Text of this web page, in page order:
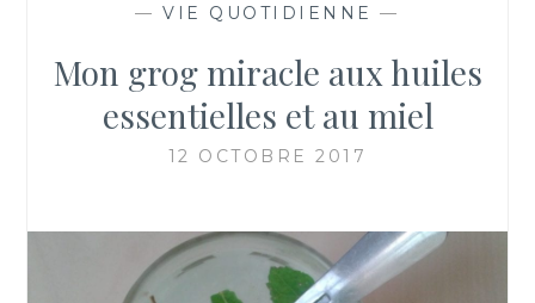
—VIE QUOTIDIENNE —
Mon grog miracle aux huiles
essentielles et au miel
12 OCTOBRE 2017